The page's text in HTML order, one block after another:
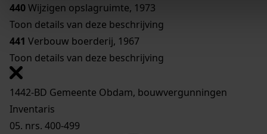
440Wijzigen opslagruimte, 1973
Toon details van deze beschrijving
441 Verbouw boerderij, 1967
Toon details van deze beschrijving
1442-BD Gemeente Obdam, bouwvergunningen
Inventaris
05. nrs. 400-499